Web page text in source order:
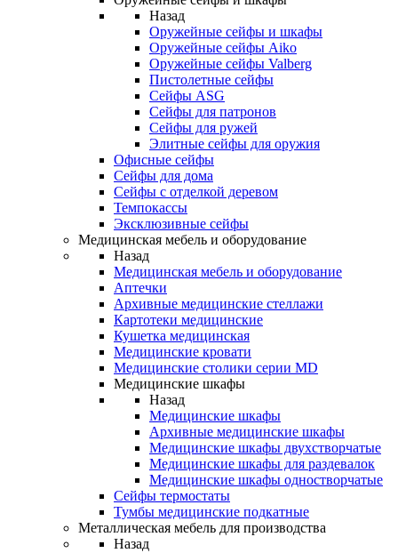
Назад
Оружейные сейфы и шкафы
Оружейные сейфы Aiko
Оружейные сейфы Valberg
Пистолетные сейфы
Сейфы ASG
Сейфы для патронов
Сейфы для ружей
Элитные сейфы для оружия
Офисные сейфы
Сейфы для дома
Сейфы с отделкой деревом
Темпокассы
Эксклюзивные сейфы
Медицинская мебель и оборудование
Назад
Медицинская мебель и оборудование
Аптечки
Архивные медицинские стеллажи
Картотеки медицинские
Кушетка медицинская
Медицинские кровати
Медицинские столики серии MD
Медицинские шкафы
Назад
Медицинские шкафы
Архивные медицинские шкафы
Медицинские шкафы двухстворчатые
Медицинские шкафы для раздевалок
Медицинские шкафы одностворчатые
Сейфы термостаты
Тумбы медицинские подкатные
Металлическая мебель для производства
Назад